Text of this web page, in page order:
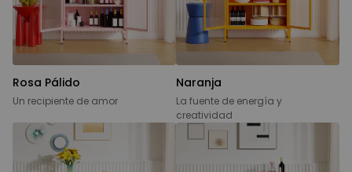
Rosa Pálido
Un recipiente de amor
Naranja
La fuente de energía y
creatividad